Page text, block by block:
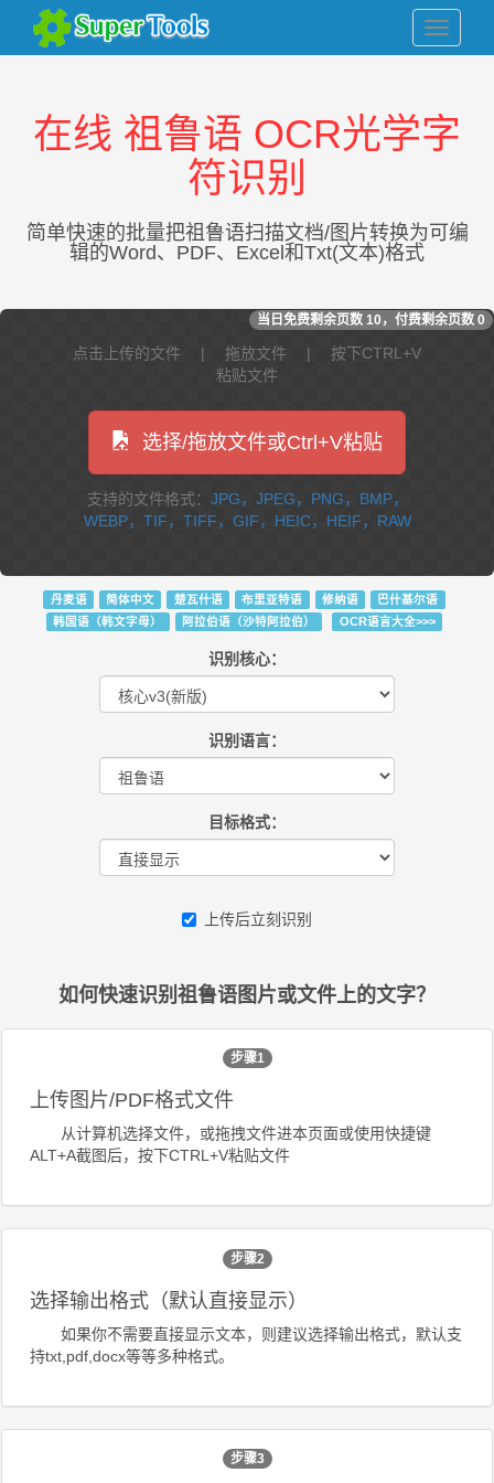
在线 祖鲁语 OCR光学字
符识别
简单快速的批量把祖鲁语扫描文档/图片转换为可编
辑的Word、PDF、Excel和Txt(文本)格式
当日免费剩余页数 10，付费剩余页数 0
点击上传的文件 | 拖放文件 | 按下CTRL+V
粘贴文件
选择/拖放文件或Ctrl+V粘贴
支持的文件格式： JPG，JPEG，PNG，BMP，
WEBP，TIF，TIFF，GIF，HEIC，HEIF，RAW
丹麦语 简体中文 楚瓦什语 布里亚特语 修纳语
巴什基尔语
韩国语（韩文字母）
阿拉伯语（沙特阿拉伯） OCR语言大全>>>
识别核心：
识别语言：
目标格式：
上传后立刻识别
如何快速识别祖鲁语图片或文件上的文字？
步骤1
上传图片/PDF格式文件
从计算机选择文件，或拖拽文件进本页面或使用快捷键
ALT+A截图后，按下CTRL+V粘贴文件
步骤2
选择输出格式（默认直接显示）
如果你不需要直接显示文本，则建议选择输出格式，默认支
持txt,pdf,docx等等多种格式。
步骤3